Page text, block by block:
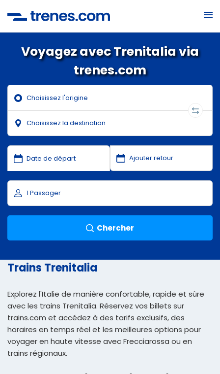
Voyagez avec Trenitalia via
trenes.com
Chercher
Trains Trenitalia
Explorez l'Italie de manière confortable, rapide et sûre
avec les trains Trenitalia. Réservez vos billets sur
trains.com et accédez à des tarifs exclusifs, des
horaires en temps réel et les meilleures options pour
voyager en haute vitesse avec Frecciarossa ou en
trains régionaux.